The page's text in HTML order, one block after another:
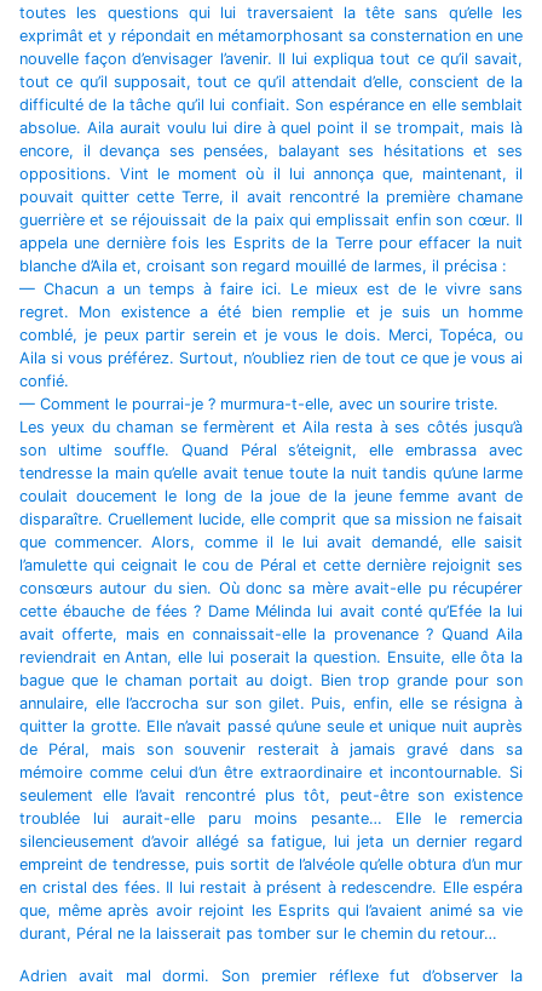
toutes les questions qui lui traversaient la tête sans qu’elle les
exprimât et y répondait en métamorphosant sa consternation en une
nouvelle façon d’envisager l’avenir. Il lui expliqua tout ce qu’il savait,
tout ce qu’il supposait, tout ce qu’il attendait d’elle, conscient de la
difficulté de la tâche qu’il lui confiait. Son espérance en elle semblait
absolue. Aila aurait voulu lui dire à quel point il se trompait, mais là
encore, il devança ses pensées, balayant ses hésitations et ses
oppositions. Vint le moment où il lui annonça que, maintenant, il
pouvait quitter cette Terre, il avait rencontré la première chamane
guerrière et se réjouissait de la paix qui emplissait enfin son cœur. Il
appela une dernière fois les Esprits de la Terre pour effacer la nuit
blanche d’Aila et, croisant son regard mouillé de larmes, il précisa :
— Chacun a un temps à faire ici. Le mieux est de le vivre sans
regret. Mon existence a été bien remplie et je suis un homme
comblé, je peux partir serein et je vous le dois. Merci, Topéca, ou
Aila si vous préférez. Surtout, n’oubliez rien de tout ce que je vous ai
confié.
— Comment le pourrai-je ? murmura-t-elle, avec un sourire triste.
Les yeux du chaman se fermèrent et Aila resta à ses côtés jusqu’à
son ultime souffle. Quand Péral s’éteignit, elle embrassa avec
tendresse la main qu’elle avait tenue toute la nuit tandis qu’une larme
coulait doucement le long de la joue de la jeune femme avant de
disparaître. Cruellement lucide, elle comprit que sa mission ne faisait
que commencer. Alors, comme il le lui avait demandé, elle saisit
l’amulette qui ceignait le cou de Péral et cette dernière rejoignit ses
consœurs autour du sien. Où donc sa mère avait-elle pu récupérer
cette ébauche de fées ? Dame Mélinda lui avait conté qu’Efée la lui
avait offerte, mais en connaissait-elle la provenance ? Quand Aila
reviendrait en Antan, elle lui poserait la question. Ensuite, elle ôta la
bague que le chaman portait au doigt. Bien trop grande pour son
annulaire, elle l’accrocha sur son gilet. Puis, enfin, elle se résigna à
quitter la grotte. Elle n’avait passé qu’une seule et unique nuit auprès
de Péral, mais son souvenir resterait à jamais gravé dans sa
mémoire comme celui d’un être extraordinaire et incontournable. Si
seulement elle l’avait rencontré plus tôt, peut-être son existence
troublée lui aurait-elle paru moins pesante… Elle le remercia
silencieusement d’avoir allégé sa fatigue, lui jeta un dernier regard
empreint de tendresse, puis sortit de l’alvéole qu’elle obtura d’un mur
en cristal des fées. Il lui restait à présent à redescendre. Elle espéra
que, même après avoir rejoint les Esprits qui l’avaient animé sa vie
durant, Péral ne la laisserait pas tomber sur le chemin du retour…
Adrien avait mal dormi. Son premier réflexe fut d’observer la